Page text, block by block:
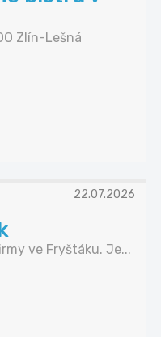
Zlín-Lešná
22.07.2026
ve Fryštáku. Je...